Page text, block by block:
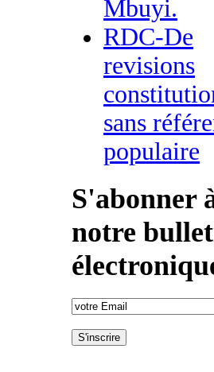
Mbuyi.
RDC-De
revisions
sans
populaire
S'abonner
notre